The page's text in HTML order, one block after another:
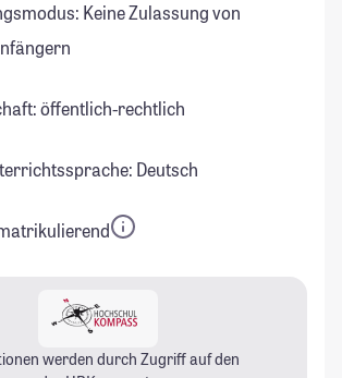
Keine Zulassung von
öffentlich-rechtlich
Deutsch
werden durch Zugriff auf den